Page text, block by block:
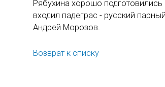
Рябухина хорошо
входил падеграс - русский
Андрей Морозов.
Возврат к списку